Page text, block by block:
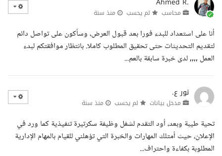
محاسب لم يحسب منذ سنة
أنا على استعداد للبدء فورا بعد قبول العرض، وسأكون على تواصل دائم
لتقديم التحديثات حتى تحقيق المطلوب كاملا. بانتظار موافقتكم لبدء
العمل ,,,, لدى خبرة سابقة بالعم...
نور ع.
مدخل بيانات لم يحسب منذ سنة
تحية طيبة وبعد، أود التقدم لشغل وظيفة سكرتيرة تنفيذية كما ورد في
الإعلان، حيث أمتلك المهارات والخبرة التي تؤهلني للقيام بالمهام الإدارية
المطلوبة بكفاءة واحتراف...